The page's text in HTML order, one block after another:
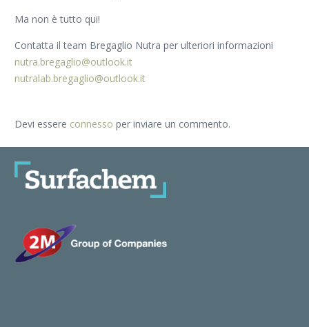
Ma non è tutto qui!
Contatta il team Bregaglio Nutra per ulteriori informazioni
nutra.bregaglio@outlook.it
nutralab.bregaglio@outlook.it
Devi essere connesso per inviare un commento.